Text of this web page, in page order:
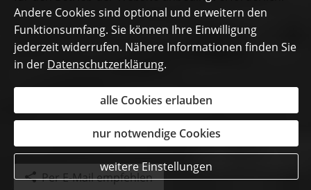
Andere Cookies sind optional und erweitern den
Funktionsumfang. Sie können Ihre Einwilligung
jederzeit widerrufen. Nähere Informationen finden Sie
in der Datenschutzerklärung.
alle Cookies erlauben
nur notwendige Cookies
weitere Einstellungen
Per E-Mail empfehlen